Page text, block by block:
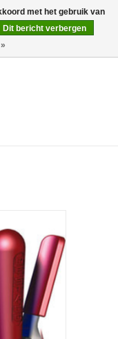
0 Artikelen - €0,00
met het gebruik van
Dit bericht verbergen